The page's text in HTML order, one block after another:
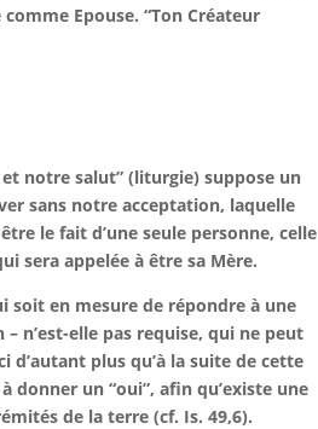
Epouse. “Ton Créateur
et notre salut” (liturgie) suppose un
sans notre acceptation, laquelle
le fait d’une seule personne, celle
sera appelée à être sa Mère.
soit en mesure de répondre à une
n’est-elle pas requise, qui ne peut
d’autant plus qu’à la suite de cette
donner un “oui”, afin qu’existe une
de la terre (cf. Is. 49,6).